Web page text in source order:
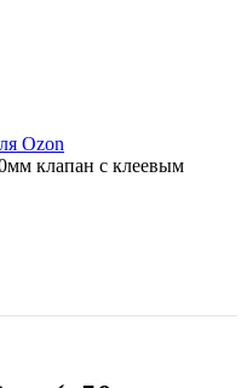
Ozon
клапан с клеевым